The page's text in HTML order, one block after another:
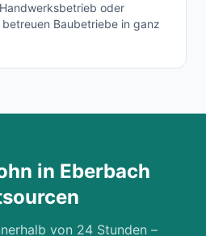
oder
Baubetriebe in ganz
in Eberbach
von 24 Stunden –